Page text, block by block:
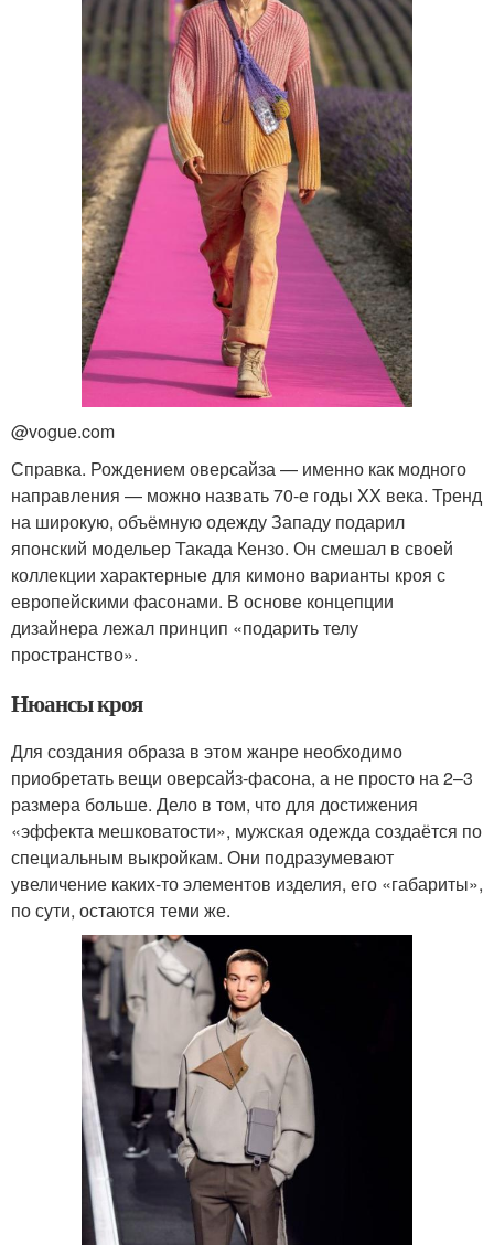
@vogue.com
Справка. Рождением оверсайза — именно как модного
направления — можно назвать 70-е годы XX века. Тренд
на широкую, объёмную одежду Западу подарил
японский модельер Такада Кензо. Он смешал в своей
коллекции характерные для кимоно варианты кроя с
европейскими фасонами. В основе концепции
дизайнера лежал принцип «подарить телу
пространство».
Нюансы кроя
Для создания образа в этом жанре необходимо
приобретать вещи оверсайз-фасона, а не просто на 2–3
размера больше. Дело в том, что для достижения
«эффекта мешковатости», мужская одежда создаётся по
специальным выкройкам. Они подразумевают
увеличение каких-то элементов изделия, его «габариты»,
по сути, остаются теми же.